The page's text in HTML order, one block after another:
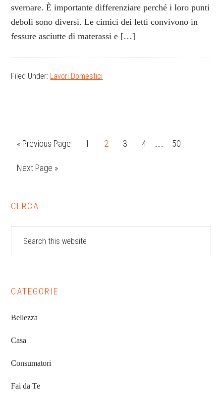
svernare. È importante differenziare perché i loro punti
deboli sono diversi. Le cimici dei letti convivono in
fessure asciutte di materassi e […]
Filed Under: Lavori Domestici
« Go
Previous Page Page
1 Page
2 Page
3 Page
4
Interim
… Page
50
Go
Next Page »
Primary
Sidebar
CERCA
website
CATEGORIE
Bellezza
Casa
Consumatori
Fai da Te